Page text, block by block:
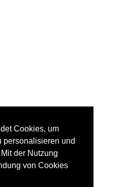
Cookies, um
personalisieren und
der Nutzung
von Cookies